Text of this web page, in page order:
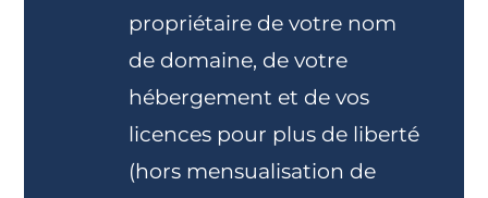
propriétaire de votre nom
de domaine, de votre
hébergement et de vos
licences pour plus de liberté
(hors mensualisation de